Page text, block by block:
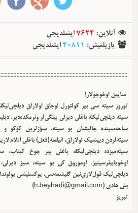
آنلاین:
7624ایشلدیجی
یازیلمیش:
40811ایشلدیجی
سایین اوخوجولار!
توروز سیته سی بیر کولتورل اوجاق اولا‌راق
سیته دیلچی‌لیکله باغلی دیرلی بیلگی‌لر وئرمکده‌دیر.
ساحه‌سینده چالیشان بو سیته، سؤزلرین کؤکو و
سیته‌لردن دییشیک اولا‌راق، ائیلمله(فعل) باغلی
سیته‌میزده دیلچی‌لیکله باغلی بیر چوخ کیتاب،
اوخویابیلرسینیز. اوموروق کی بو سیته، سیز دیرلی،
دیلچی‌لیک قول‌لاری‌نین گلیشمه‌سی، یوکسلیشی یولوندا
بئی هادی ( h.beyhadi@gmail.com
)
تبریز